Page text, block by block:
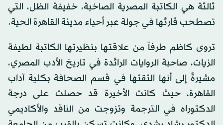
ثالثة هي الكاتبة المصرية الصاخبة، خفيفة الظل، التي
تصطحب قارئها في جولة عبر أحياء مدينة القاهرة الحية.
تروى كاظم طرفاً من علاقتها بنظيرتها الكاتبة لطيفة
الزيات، صاحبة الروايات الرائدة في تاريخ الأدب المصري،
مشيرةً إلى أنها التقتها في قسم الصحافة بكلية آداب
القاهرة، حيث كانت الأخيرة قد حصلت على درجة
الدكتوراه في الترجمة وتزوجت من الناقد والأكاديمي